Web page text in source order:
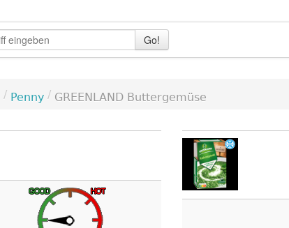
Go!
/ Penny / GREENLAND Buttergemüse